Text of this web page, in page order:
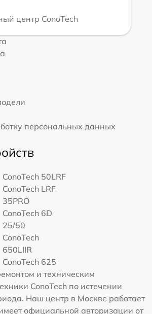
центр ConoTech
персональных данных
ConoTech 50LRF
ConoTech LRF
35PRO
ConoTech 6D
25/50
ConoTech
650LIIR
ConoTech 625
и техническим
ConoTech по истечении
Наш центр в Москве работает
официальной авторизации от